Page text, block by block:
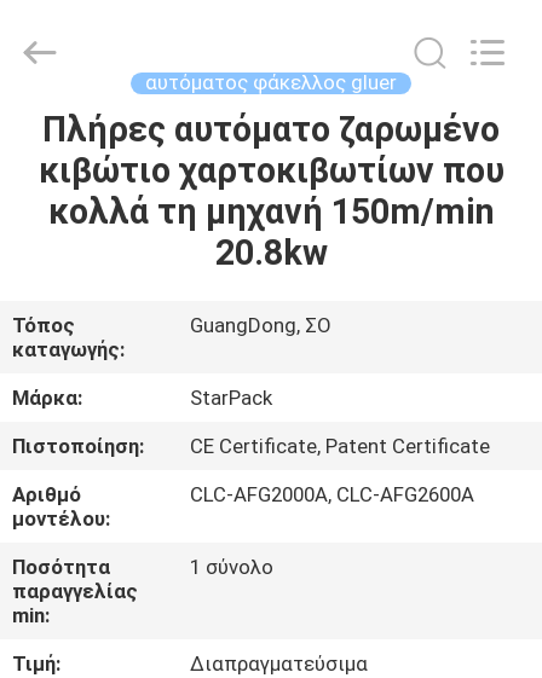
ΣΠΊΤΙ
ΠΡΟΪΌΝΤΑ
ΠΕΡΊΠΟΥ
ΕΜΕΊΣ
ΓΎΡΟΣ
ΕΡΓΟΣΤΑΣΊΩΝ
ΠΟΙΟΤΙΚΌΣ
Reserved.
αυτόματος φάκελλος gluer
Πλήρες αυτόματο ζαρωμένο
κιβώτιο χαρτοκιβωτίων που
κολλά τη μηχανή 150m/min
20.8kw
Τόπος
καταγωγής:
GuangDong, ΣΟ
Μάρκα:
StarPack
Πιστοποίηση:
CE Certificate, Patent Certificate
Αριθμό
μοντέλου:
CLC-AFG2000A, CLC-AFG2600A
Ποσότητα
παραγγελίας
min:
1 σύνολο
Τιμή:
Διαπραγματεύσιμα